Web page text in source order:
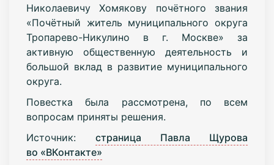
Николаевичу Хомякову почётного звания
«Почётный житель муниципального округа
Тропарево-Никулино в г. Москве» за
активную общественную деятельность и
большой вклад в развитие муниципального
округа.
Повестка была рассмотрена, по всем
вопросам приняты решения.
Источник: страница Павла Щурова
во «ВКонтакте»